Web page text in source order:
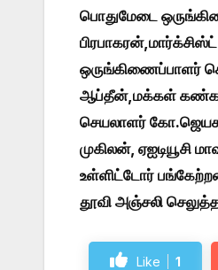
பொதுமேடை
ஒருங்கிணைப்பாளர்
ஆப்தீன்,மக்கள்
செயலாளர்
முகிலன், ஏஐடியூசி
உள்ளிட்டோர்
தூவி அஞ்சலி
Like 1